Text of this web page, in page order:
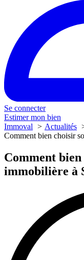
Se connecter
Estimer mon bien
Immoval
Actualités
Comment bien choisir
Comment bien
immobilière à